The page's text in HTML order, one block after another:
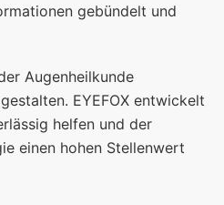
gebündelt und
Augenheilkunde
EYEFOX entwickelt
helfen und der
einen hohen Stellenwert